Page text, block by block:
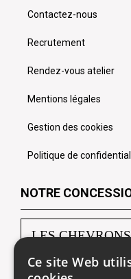
Contactez-nous
Recrutement
Rendez-vous atelier
Mentions légales
Gestion des cookies
Politique de
NOTRE
LES
88, route de Borre
Ce site Web